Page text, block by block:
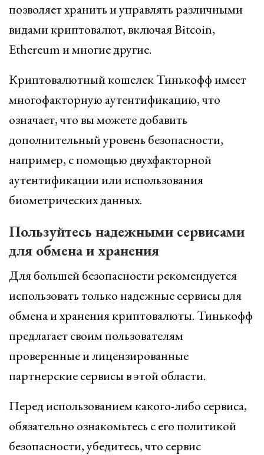
позволяет хранить и управлять различными
видами криптовалют, включая Bitcoin,
Ethereum и многие другие.
Криптовалютный кошелек Тинькофф имеет
многофакторную аутентификацию, что
означает, что вы можете добавить
дополнительный уровень безопасности,
например, с помощью двухфакторной
аутентификации или использования
биометрических данных.
Пользуйтесь надежными сервисами
для обмена и хранения
Для большей безопасности рекомендуется
использовать только надежные сервисы для
обмена и хранения криптовалюты. Тинькофф
предлагает своим пользователям
проверенные и лицензированные
партнерские сервисы в этой области.
Перед использованием какого-либо сервиса,
обязательно ознакомьтесь с его политикой
безопасности, убедитесь, что сервис